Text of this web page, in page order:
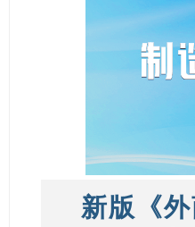
新版《